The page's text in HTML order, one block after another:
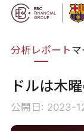
分析レポート
ドルは木
公開日: 2023-